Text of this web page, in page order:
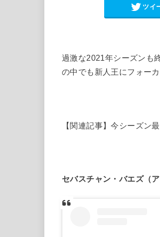
ツイ
過激な2021年シーズンも
の中でも新人王にフォー
【関連記事】今シーズン
セバスチャン・バエズ（ア